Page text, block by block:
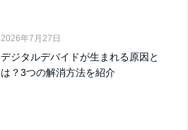
2026年7月27日
デジタルデバイドが生まれる原因と
は？3つの解消方法を紹介